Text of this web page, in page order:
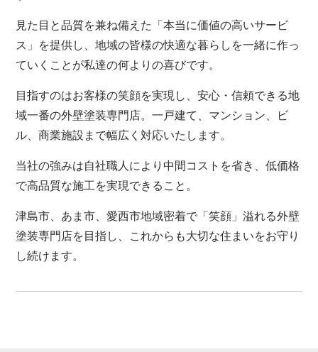
見た目と品質を兼ね備えた「本当に価値の高いサービ
ス」を提供し、地域の皆様の快適な暮らしを一緒に作っ
ていくことが私達の何よりの喜びです。
目指すのはお客様の笑顔を実現し、安心・信頼できる地
域一番の外壁塗装専門店。一戸建て、マンション、ビ
ル、商業施設まで幅広く対応いたします。
当社の強みは自社職人により中間コストを省き、低価格
で高品質な施工を実現できること。
津島市、あま市、愛西市地域密着で「笑顔」溢れる外壁
塗装専門店を目指し、これからも大切な住まいをお守り
し続けます。